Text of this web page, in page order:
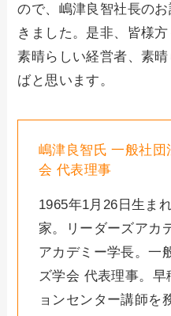
ので、嶋津良智社長の
きました。是非、皆様
素晴らしい経営者、素
ばと思います。
嶋津良智氏 一般社
会 代表理事
1965年1月26日生ま
家。リーダーズアカ
アカデミー学長。一
ズ学会 代表理事。
ョンセンター講師を